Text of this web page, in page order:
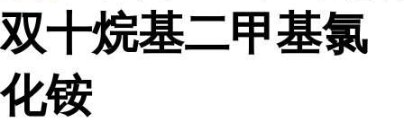
双十烷基二甲基氯
化铵